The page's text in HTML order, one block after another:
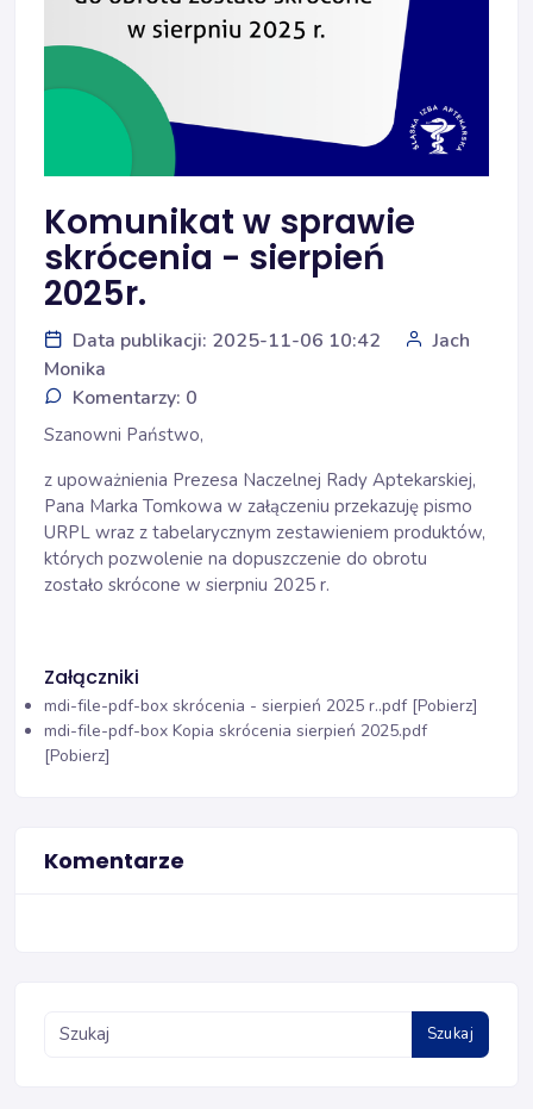
Komunikat w sprawie
skrócenia - sierpień
2025r.
Data publikacji: 2025-11-06 10:42
Jach
Monika
Komentarzy: 0
Szanowni Państwo,
z upoważnienia Prezesa Naczelnej Rady Aptekarskiej,
Pana Marka Tomkowa w załączeniu przekazuję pismo
URPL wraz z tabelarycznym zestawieniem produktów,
których pozwolenie na dopuszczenie do obrotu
zostało skrócone w sierpniu 2025 r.
Załączniki
mdi-file-pdf-box skrócenia - sierpień 2025 r..pdf [Pobierz]
mdi-file-pdf-box Kopia skrócenia sierpień 2025.pdf
[Pobierz]
Komentarze
Szukaj